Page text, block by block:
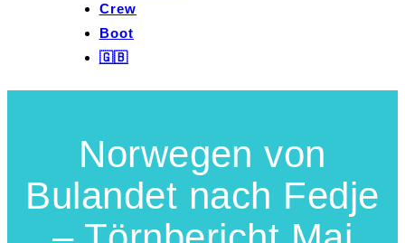
Crew
Boot
🇬🇧
Norwegen von
Bulandet nach Fedje